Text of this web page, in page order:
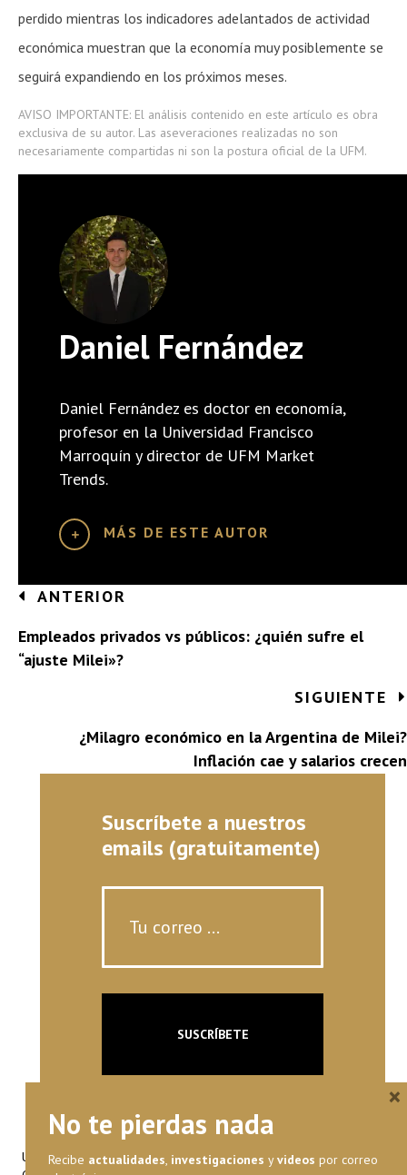
perdido mientras los indicadores adelantados de actividad
económica muestran que la economía muy posiblemente se
seguirá expandiendo en los próximos meses.
AVISO IMPORTANTE: El análisis contenido en este artículo es obra
exclusiva de su autor. Las aseveraciones realizadas no son
necesariamente compartidas ni son la postura oficial de la UFM.
Daniel Fernández
Daniel Fernández es doctor en economía,
profesor en la Universidad Francisco
Marroquín y director de UFM Market
Trends.
MÁS DE ESTE AUTOR
Posts
navigation
ANTERIOR
Empleados privados vs públicos: ¿quién sufre el
“ajuste Milei»?
SIGUIENTE
¿Milagro económico en la Argentina de Milei?
Inflación cae y salarios crecen
Suscríbete a nuestros
emails (gratuitamente)
Universidad Francisco Marroquín
No te pierdas nada
Recibe actualidades, investigaciones yvideos por correo
×